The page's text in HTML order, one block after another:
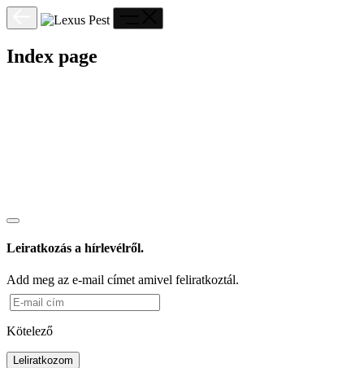
Index page
Leiratkozás a hírlevélről.
Add meg az e-mail címet amivel feliratkoztál.
Kötelező
Leliratkozom